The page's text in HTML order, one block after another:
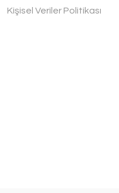
Kişisel Veriler Politikası